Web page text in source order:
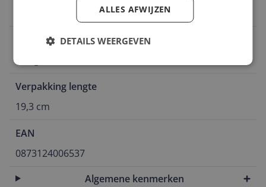
Verpakkingsgewicht
Verpakking lengte
19,3 cm
EAN
0873124006537
Algemene kenmerken
ALLES AFWIJZEN
DETAILS WEERGEVEN